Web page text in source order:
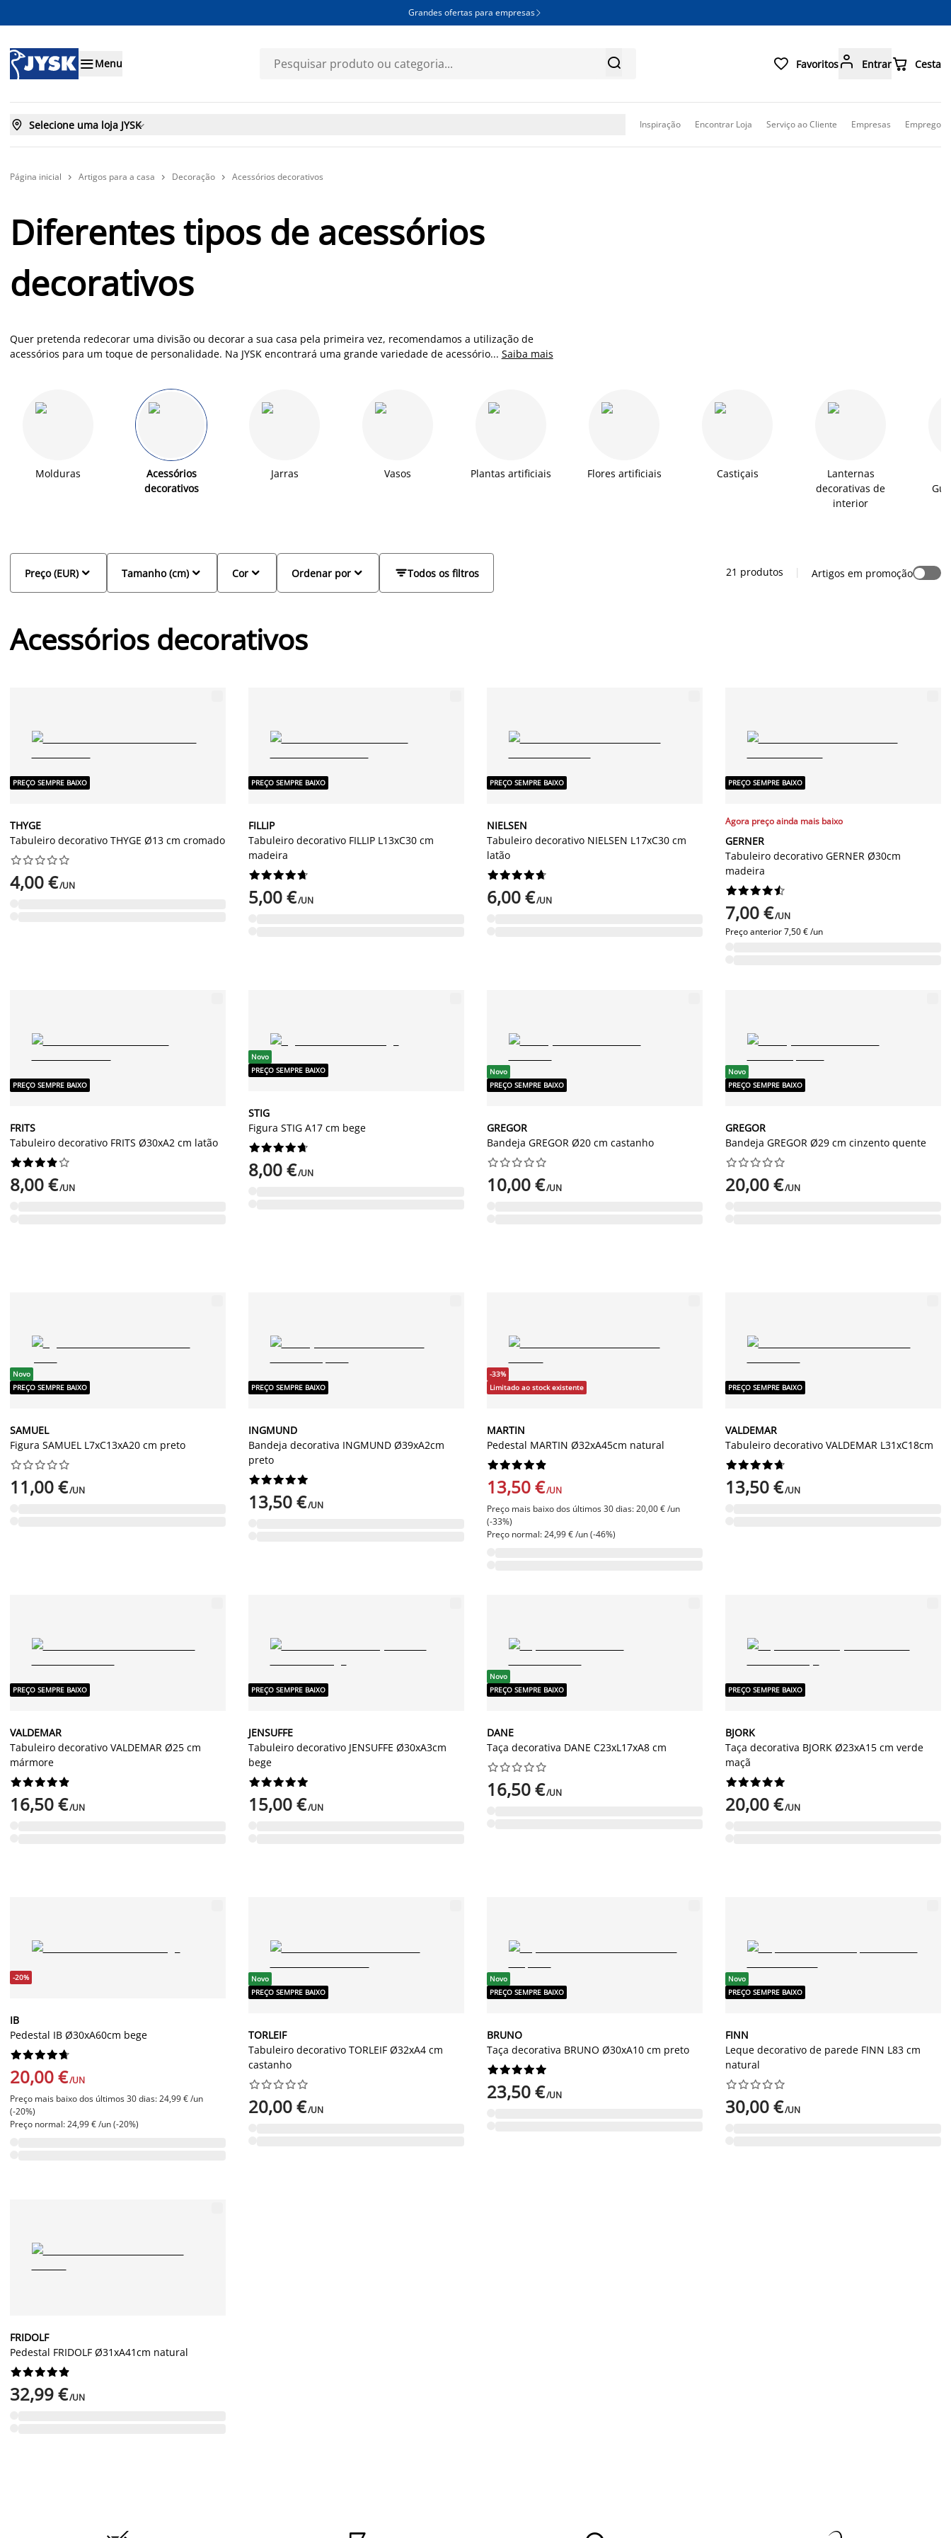
Grandes ofertas para empresas 
Menu   Favoritos Entrar Cesta
 Selecione uma loja JYSK Inspiração Encontrar Loja Serviço ao Cliente Empresas Emprego
Página inicial  Artigos para a casa  Decoração  Acessórios decorativos
Diferentes tipos de acessórios
decorativos
Quer pretenda redecorar uma divisão ou decorar a sua casa pela primeira vez, recomendamos a utilização de
acessórios para um toque de personalidade. Na JYSK encontrará uma grande variedade de acessórios de
... Saiba mais
Molduras
Acessórios
decorativos
Jarras Vasos Plantas artificiais Flores artificiais Castiçais
Lanternas
decorativas de
interior

Preço (EUR) 
Tamanho (cm) 
Cor Todos os filtros

Ordenar por 21 produtos | Artigos em promoção
Acessórios decorativos
PREÇO SEMPRE BAIXO
THYGE
Tabuleiro decorativo THYGE Ø13 cm cromado






4,00 €/UN
PREÇO SEMPRE BAIXO
FILLIP
Tabuleiro decorativo FILLIP L13xC30 cm
madeira






5,00 €/UN
PREÇO SEMPRE BAIXO
NIELSEN
Tabuleiro decorativo NIELSEN L17xC30 cm
latão






6,00 €/UN
PREÇO SEMPRE BAIXO
Agora preço ainda mais baixo
GERNER
Tabuleiro decorativo GERNER Ø30cm
madeira






7,00 €/UN
Preço anterior7,50 € /un
PREÇO SEMPRE BAIXO
FRITS
Tabuleiro decorativo FRITS Ø30xA2 cm latão






8,00 €/UN
Novo
PREÇO SEMPRE BAIXO
STIG
Figura STIG A17 cm bege






8,00 €/UN
Novo
PREÇO SEMPRE BAIXO
GREGOR
Bandeja GREGOR Ø20 cm castanho






10,00 €/UN
Novo
PREÇO SEMPRE BAIXO
GREGOR
Bandeja GREGOR Ø29 cm cinzento quente






20,00 €/UN
Novo
PREÇO SEMPRE BAIXO
SAMUEL
Figura SAMUEL L7xC13xA20 cm preto






11,00 €/UN
PREÇO SEMPRE BAIXO
INGMUND
Bandeja decorativa INGMUND Ø39xA2cm
preto






13,50 €/UN
-33%
Limitado ao stock existente
MARTIN
Pedestal MARTIN Ø32xA45cm natural






13,50 €/UN
Preço mais baixo dos últimos 30 dias: 20,00 € /un
(-33%)
Preço normal: 24,99 € /un (-46%)
PREÇO SEMPRE BAIXO
VALDEMAR
Tabuleiro decorativo VALDEMAR L31xC18cm






13,50 €/UN
PREÇO SEMPRE BAIXO
VALDEMAR
Tabuleiro decorativo VALDEMAR Ø25 cm
mármore






16,50 €/UN
PREÇO SEMPRE BAIXO
JENSUFFE
Tabuleiro decorativo JENSUFFE Ø30xA3cm
bege






15,00 €/UN
Novo
PREÇO SEMPRE BAIXO
DANE
Taça decorativa DANE C23xL17xA8 cm






16,50 €/UN
PREÇO SEMPRE BAIXO
BJORK
Taça decorativa BJORK Ø23xA15 cm verde
maçã






20,00 €/UN
-20%
IB
Pedestal IB Ø30xA60cm bege






20,00 €/UN
Preço mais baixo dos últimos 30 dias: 24,99 € /un
(-20%)
Preço normal: 24,99 € /un (-20%)
Novo
PREÇO SEMPRE BAIXO
TORLEIF
Tabuleiro decorativo TORLEIF Ø32xA4 cm
castanho






20,00 €/UN
Novo
PREÇO SEMPRE BAIXO
BRUNO
Taça decorativa BRUNO Ø30xA10 cm preto






23,50 €/UN
Novo
PREÇO SEMPRE BAIXO
FINN
Leque decorativo de parede FINN L83 cm
natural






30,00 €/UN
FRIDOLF
Pedestal FRIDOLF Ø31xA41cm natural






32,99 €/UN